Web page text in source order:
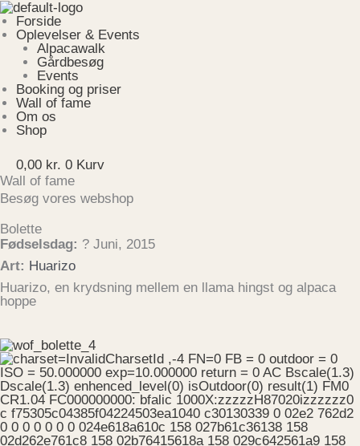
Gå
til
indholdet
Menu
Forside
Oplevelser & Events
Alpacawalk
Gårdbesøg
Events
Booking og priser
Wall of fame
Om os
Shop
0,00 kr. 0 Kurv
Wall of fame
Besøg vores webshop
Bolette
Fødselsdag: ? Juni, 2015
Art: Huarizo
Huarizo, en krydsning mellem en llama hingst og alpaca
hoppe